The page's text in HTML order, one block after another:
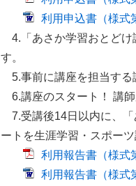
利用申込書（様式
4.「あさか学習おとどけ
す。
5.事前に講座を担当する
6.講座のスタート！ 講師
7.受講後14日以内に、「
ートを生涯学習・スポー
利用報告書（様式
利用報告書（様式